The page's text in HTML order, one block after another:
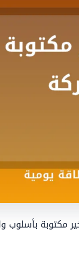
مكتوبة بأسلوب